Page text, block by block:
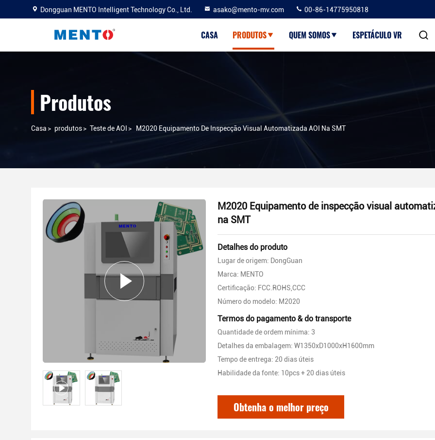
Dongguan MENTO Intelligent Technology Co., Ltd. asako@mento-mv.com 00-86-14775950818
CASA PRODUTOS QUEM SOMOS ESPETÁCULO VR
Produtos
Casa > produtos> Teste de AOI > M2020 Equipamento De Inspecção Visual Automatizada AOI Na SMT
M2020 Equipamento de inspecção visual
na SMT
Detalhes do produto
Lugar de origem: DongGuan
Marca: MENTO
Certificação: FCC.ROHS,CCC
Número do modelo: M2020
Termos do pagamento & do transporte
Quantidade de ordem mínima: 3
Detalhes da embalagem: W1350xD1000xH1600mm
Tempo de entrega: 20 dias úteis
Habilidade da fonte: 10pcs + 20 dias úteis
Obtenha o melhor preço